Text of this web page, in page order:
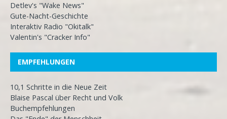
Detlev's "Wake News"
Gute-Nacht-Geschichte
Interaktiv Radio "Okitalk"
Valentin's "Cracker Info"
EMPFEHLUNGEN
10,1 Schritte in die Neue Zeit
Blaise Pascal über Recht und Volk
Buchempfehlungen